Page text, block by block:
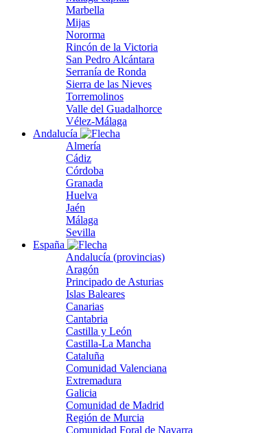
Marbella
Mijas
Nororma
Rincón de la Victoria
San Pedro Alcántara
Serranía de Ronda
Sierra de las Nieves
Torremolinos
Valle del Guadalhorce
Vélez-Málaga
Andalucía
Almería
Cádiz
Córdoba
Granada
Huelva
Jaén
Málaga
Sevilla
España
Andalucía (provincias)
Aragón
Principado de Asturias
Islas Baleares
Canarias
Cantabria
Castilla y León
Castilla-La Mancha
Cataluña
Comunidad Valenciana
Extremadura
Galicia
Comunidad de Madrid
Región de Murcia
Comunidad Foral de Navarra